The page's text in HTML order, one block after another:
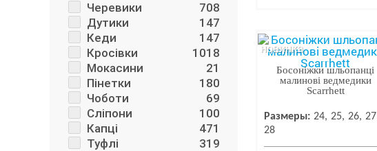
Черевики
708
Дутики
147
Кеди
147
Кросівки
1018
Мокасини
21
Пінетки
180
Чоботи
69
Сліпони
100
Капці
471
Туфлі
319
Босоніжки шльопанці
малинові ведмедики
Scarrhett
Размеры: 24 25 26 27
28
новинка